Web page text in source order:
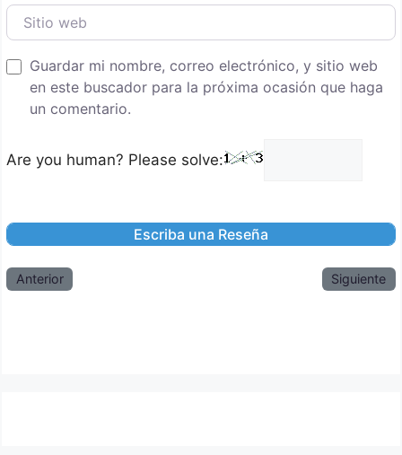
Sitio web
Guardar mi nombre, correo electrónico, y sitio web
en este buscador para la próxima ocasión que haga
un comentario.
Are you human? Please solve:
Anterior Siguiente